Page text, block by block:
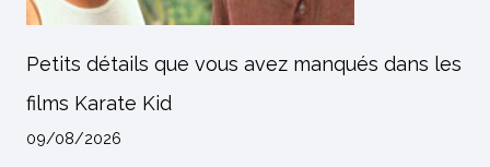
Petits détails que vous avez manqués dans les
films Karate Kid
09/08/2026